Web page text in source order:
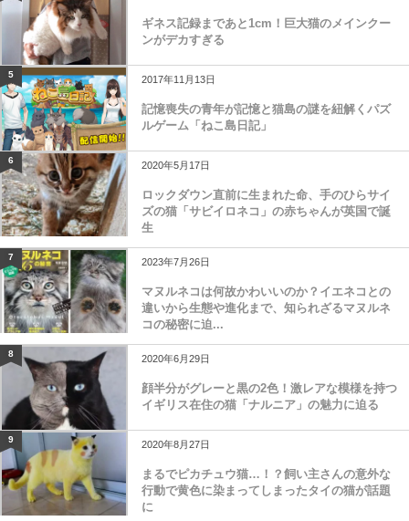
ギネス記録まであと1cm！巨大猫のメインクー
ンがデカすぎる
5 2017年11月13日
記憶喪失の青年が記憶と猫島の謎を紐解くパズ
ルゲーム「ねこ島日記」
6 2020年5月17日
ロックダウン直前に生まれた命、手のひらサイ
ズの猫「サビイロネコ」の赤ちゃんが英国で誕
生
7 2023年7月26日
マヌルネコは何故かわいいのか？イエネコとの
違いから生態や進化まで、知られざるマヌルネ
コの秘密に迫...
8 2020年6月29日
顔半分がグレーと黒の2色！激レアな模様を持つ
イギリス在住の猫「ナルニア」の魅力に迫る
9 2020年8月27日
まるでピカチュウ猫…！？飼い主さんの意外な
行動で黄色に染まってしまったタイの猫が話題
に